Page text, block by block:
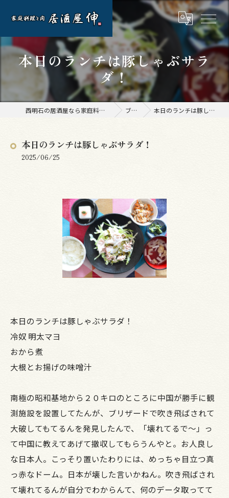
本日のランチは豚しゃぶサラ
ダ！
西明石の居酒屋なら家庭料理と肉 居酒屋 伸 ブログ 本日のランチは豚しゃぶサラダ！
本日のランチは豚しゃぶサラダ！
2025/06/25
本日のランチは豚しゃぶサラダ！
冷奴 明太マヨ
おから煮
大根とお揚げの味噌汁
南極の昭和基地から２０キロのところに中国が勝手に観
測施設を設置してたんが、ブリザードで吹き飛ばされて
大破してもてるんを発見したんで、「壊れてるで～」っ
て中国に教えてあげて撤収してもらうんやと。お人良し
な日本人。こっそり置いたわりには、めっちゃ目立つ真
っ赤なドーム。日本が壊した言いかねん。吹き飛ばされ
て壊れてるんが自分でわからんて、何のデータ取ってて